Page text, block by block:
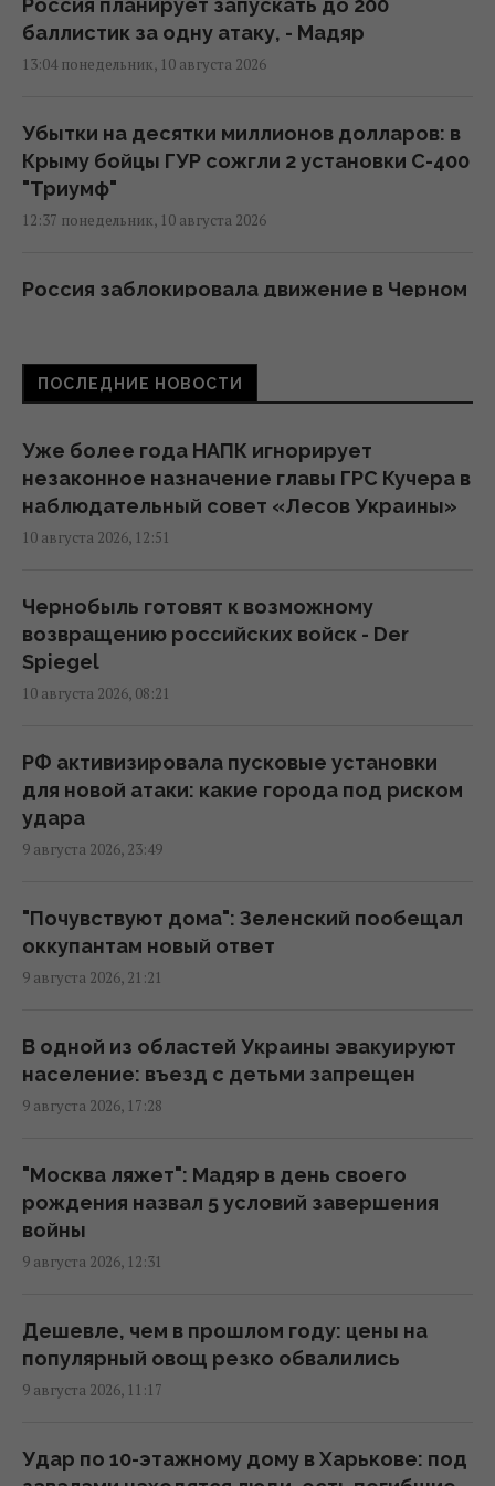
баллистик за одну атаку, - Мадяр
13:04 понедельник, 10 августа 2026
Убытки на десятки миллионов долларов: в
Крыму бойцы ГУР сожгли 2 установки С-400
"Триумф"
12:37 понедельник, 10 августа 2026
Россия заблокировала движение в Черном
Украина и РФ охотятся за инженерами друг
друга, - Fox News
10:42 понедельник, 10 августа 2026
удары по Киеву и его пригородам: в ГУР
назвали цель
10:25 понедельник, 10 августа 2026
Крыму в 7 раз, но при одном условии
09:47 понедельник, 10 августа 2026
Дроны атаковали крупный НПЗ в
08:35 понедельник, 10 августа 2026
РФ заявила о захвате двух сел в Донецкой
продолжаются, - Reuters
07:10 понедельник, 10 августа 2026
городе значительные разрушения,
пострадали 14 человек
06:36 понедельник, 10 августа 2026
ракета убила 10 членов одной семьи
02:58 понедельник, 10 августа 2026
попытке вторжения со стороны РФ, – Der
Spiegel
ПОСЛЕДНИЕ НОВОСТИ
Уже более года НАПК игнорирует
незаконное назначение главы ГРС Кучера в
наблюдательный совет «Лесов Украины»
10 августа 2026, 12:51
Чернобыль готовят к возможному
возвращению российских войск - Der
Spiegel
10 августа 2026, 08:21
РФ активизировала пусковые установки
для новой атаки: какие города под риском
удара
9 августа 2026, 23:49
"Почувствуют дома": Зеленский пообещал
оккупантам новый ответ
9 августа 2026, 21:21
В одной из областей Украины эвакуируют
население: въезд с детьми запрещен
9 августа 2026, 17:28
"Москва ляжет": Мадяр в день своего
рождения назва л 5 условий завершения
войны
9 августа 2026, 12:31
Дешевле, чем в прошлом году: цены на
популярный овощ резко обвалились
9 августа 2026, 11:17
Удар по 10-этажному дому в Харькове: под